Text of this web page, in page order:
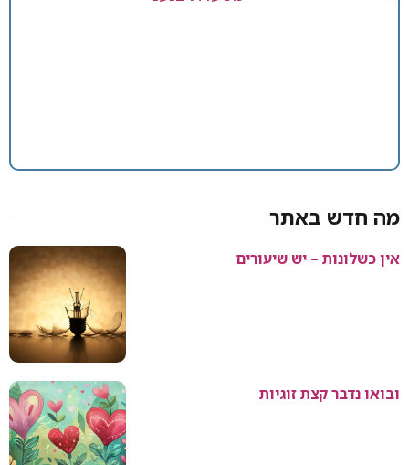
מה חדש באתר
אין כשלונות – יש שיעורים
ובואו נדבר קצת זוגיות